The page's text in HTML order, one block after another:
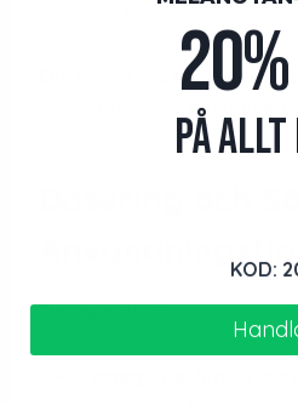
Om du har ljus hud, var
Melanotan, som kan orsaka
För nybörjare:
PÅ
KOD: